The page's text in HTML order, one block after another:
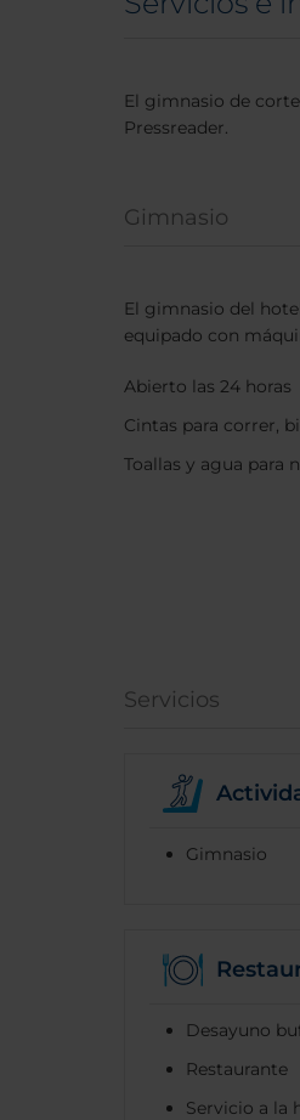
El gimnasio de
Pressreader.
Gimnasio
El gimnasio del
equipado con
Abierto las 24 horas
Cintas para correr,
Toallas y agua para
Servicios
Gimnasio
Desayuno
Restaurante
Servicio a la